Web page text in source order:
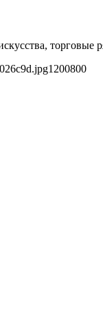
торговые
1200800